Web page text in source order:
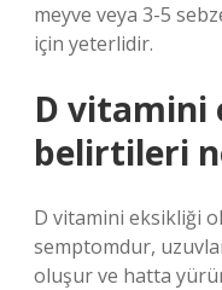
meyve veya 3-5
için yeterlidir.
D vitamini
belirtileri
D vitamini eksikliği
semptomdur,
oluşur ve hatta